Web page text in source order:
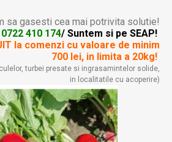
sa gasesti cea mai potrivita solutie!
410 174/ Suntem si pe SEAP!
la comenzi cu valoare de minim
700 lei, in limita a 20kg!
turbei presate si ingrasamintelor solide,
in localitatile cu acoperire)